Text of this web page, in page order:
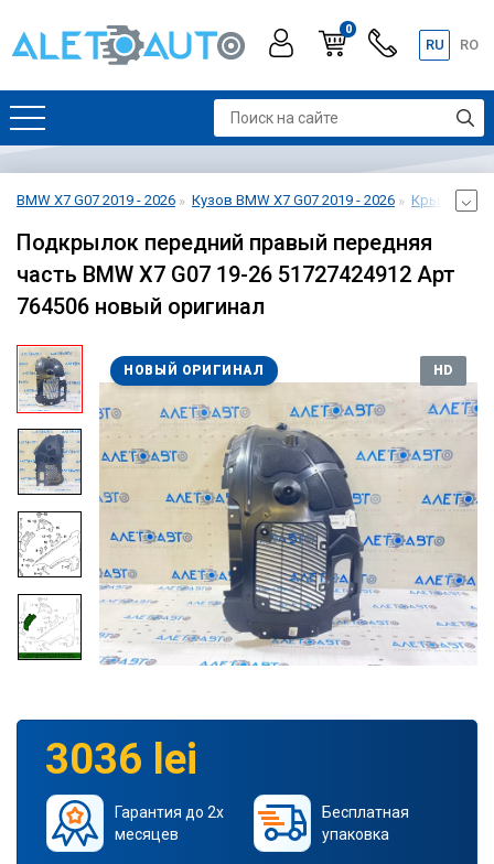
0
RU RO
BMW X7 G07 2019 - 2026 Кузов BMW X7 G07 2019 - 2026 Крылья
Подкрылок передний правый передняя
часть BMW X7 G07 19-26 51727424912 Арт
764506 новый оригинал
НОВЫЙ ОРИГИНАЛ HD
3036 lei
Гарантия до 2х
месяцев
Бесплатная
упаковка